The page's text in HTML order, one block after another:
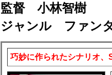
監督 小林智樹
ジャンル ファン
巧妙に作られたシナリオ、